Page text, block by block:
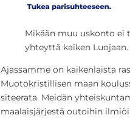
Mikään muu uskonto ei
yhteyttä kaiken Luojaan.
Ajassamme on kaikenlaista
Muotokristillisen maan
siteerata. Meidän
maalaisjärjestä outoihin